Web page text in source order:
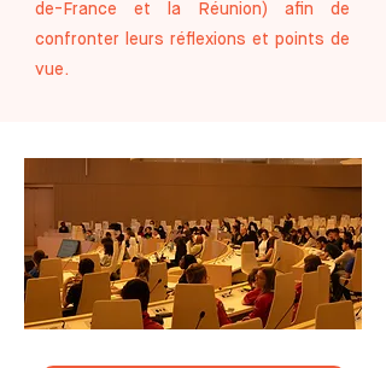
de-France et la Réunion) afin de
confronter leurs réflexions et points de
vue.